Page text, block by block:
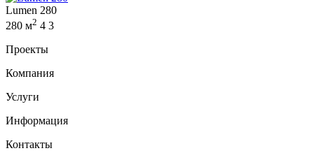
Lumen 280
280 м2 4 3
Проекты
Компания
Услуги
Информация
Контакты